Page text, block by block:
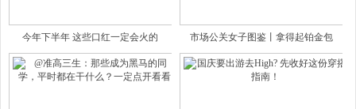
今年下半年 这些口红一定会火的 市场公关女子图鉴丨拿得起铂金包